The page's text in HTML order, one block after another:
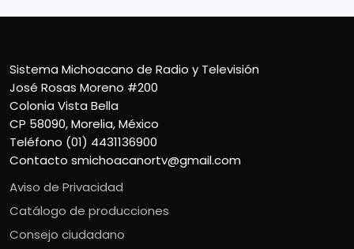
Sistema Michoacano de Radio y Televisión
José Rosas Moreno #200
Colonia Vista Bella
CP 58090, Morelia, México
Teléfono (01) 4431136900
Contacto smichoacanortv@gmail.com
Aviso de Privacidad
Catálogo de producciones
Consejo ciudadano